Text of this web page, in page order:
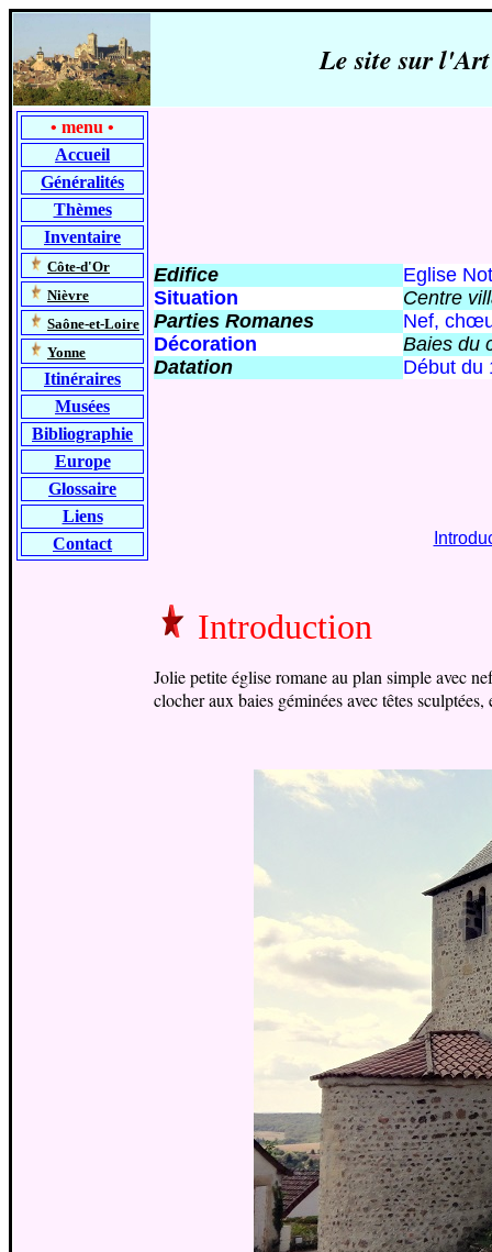
Le site sur
• menu •
Accueil
Généralités
Thèmes
Inventaire
Côte-d'Or
Nièvre
Saône-et-Loire
Yonne
Itinéraires
Musées
Bibliographie
Europe
Glossaire
Liens
Contact
Edifice
Eglise
Situation
Centre
Parties Romanes
Nef,
Décoration
Baies du
Datation
Début du
Introduction
Jolie petite église romane au plan simple avec
clocher aux baies géminées avec têtes